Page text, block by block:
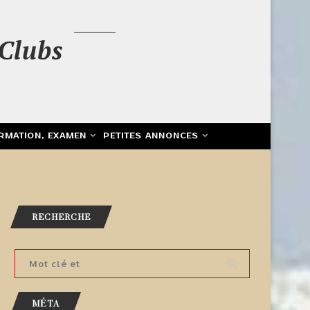
EXAMEN PETITES ANNONCES
RECHERCHE
MÉTA